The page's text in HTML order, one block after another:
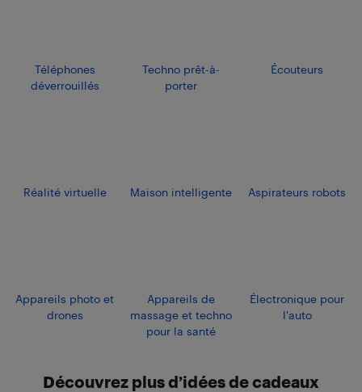
Téléphones
déverrouillés
Techno prêt-à-
porter
Écouteurs
Réalité virtuelle Maison intelligente Aspirateurs robots
Appareils photo et
drones
Appareils de
massage et techno
pour la santé
Électronique pour
l'auto
Découvrez plus d’idées de cadeaux